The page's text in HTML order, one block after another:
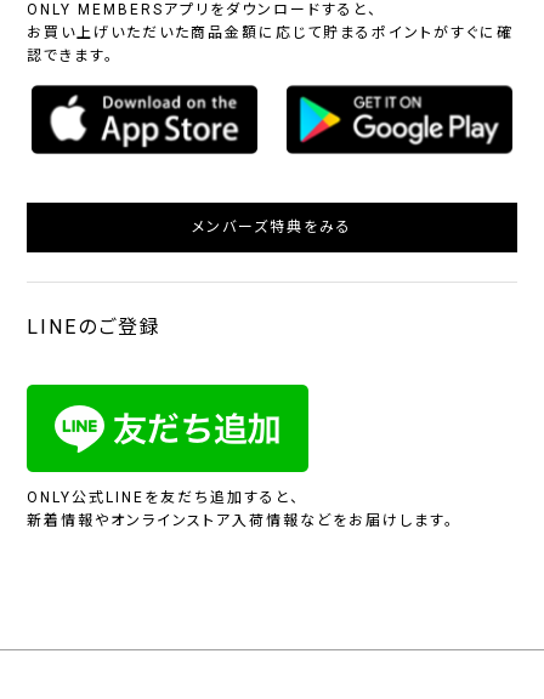
ONLY MEMBERSアプリをダウンロードすると、
お買い上げいただいた商品金額に応じて貯まるポイントがすぐに確
認できます。
メンバーズ特典をみる
LINEのご登録
ONLY公式LINEを友だち追加すると、
新着情報やオンラインストア入荷情報などをお届けします。